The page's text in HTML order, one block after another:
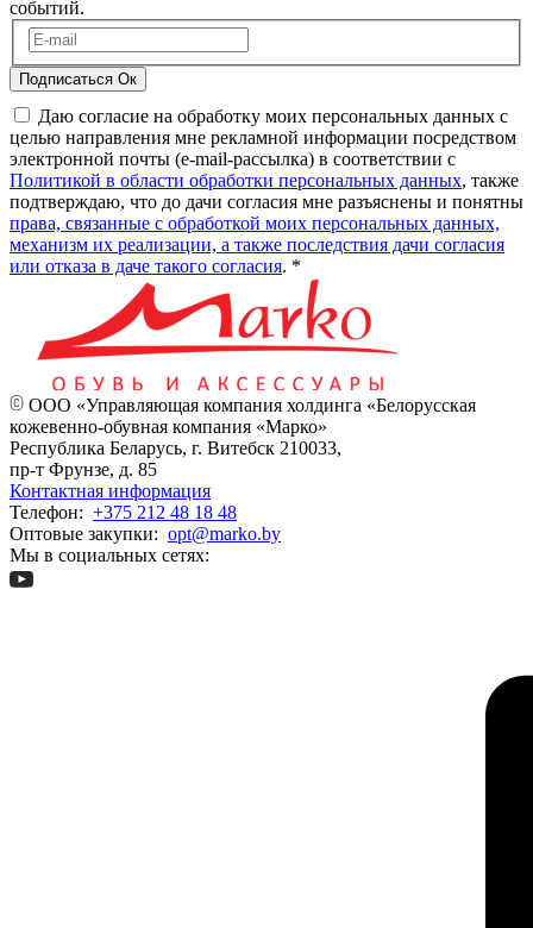
событий.
Подписаться Ок
Даю согласие на обработку моих персональных данных с
целью направления мне рекламной информации посредством
электронной почты (e-mail-рассылка) в соответствии с
Политикой в области обработки персональных данных, также
подтверждаю, что до дачи согласия мне разъяснены и понятны
права, связанные с обработкой моих персональных данных,
механизм их реализации, а также последствия дачи согласия
или отказа в даче такого согласия. *
ООО «Управляющая компания холдинга «Белорусская
кожевенно-обувная компания «Марко»
Республика Беларусь, г. Витебск 210033,
пр-т Фрунзе, д. 85
Контактная информация
Телефон: +375 212 48 18 48
Оптовые закупки: opt@marko.by
Мы в социальных сетях: